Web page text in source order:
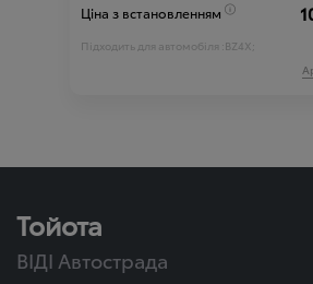
Ціна з встановленням
Підходить для автомобіля :BZ4X;
Тойота
ВІДІ Автострада